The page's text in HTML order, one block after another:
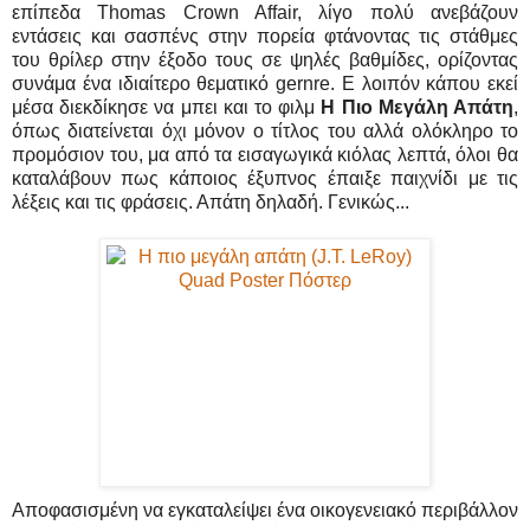
επίπεδα Thomas Crown Affair, λίγο πολύ ανεβάζουν
εντάσεις και σασπένς στην πορεία φτάνοντας τις στάθμες
του θρίλερ στην έξοδο τους σε ψηλές βαθμίδες, ορίζοντας
συνάμα ένα ιδιαίτερο θεματικό gernre. Ε λοιπόν κάπου εκεί
μέσα διεκδίκησε να μπει και το φιλμ Η Πιο Μεγάλη Απάτη,
όπως διατείνεται όχι μόνον ο τίτλος του αλλά ολόκληρο το
προμόσιον του, μα από τα εισαγωγικά κιόλας λεπτά, όλοι θα
καταλάβουν πως κάποιος έξυπνος έπαιξε παιχνίδι με τις
λέξεις και τις φράσεις. Απάτη δηλαδή. Γενικώς...
Αποφασισμένη να εγκαταλείψει ένα οικογενειακό περιβάλλον